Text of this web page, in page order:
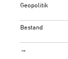
Geopolitik
Bestand
→